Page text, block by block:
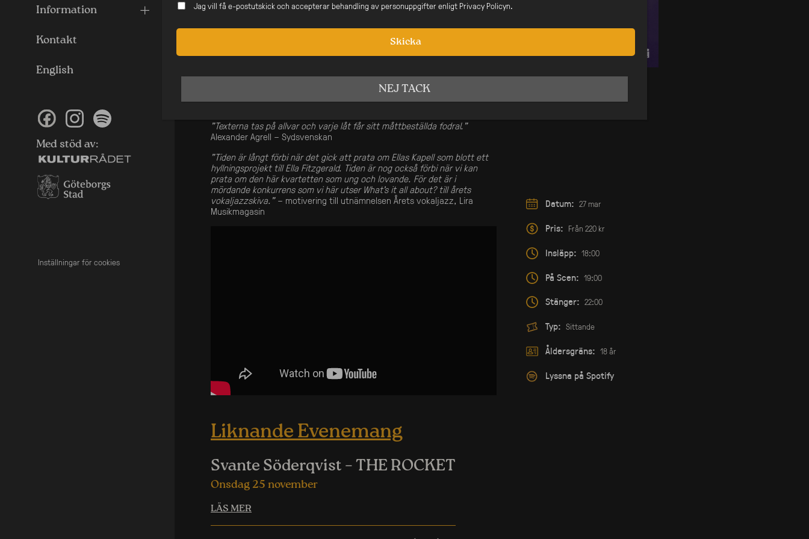
Information
Kontakt
English
Med stöd av:
Inställningar för cookies
formar något som återigen känns både välbekant och helt nytt. Det är
Ellas Kapell är: Lovisa Jennervall – sång Manne Skafvenstedt – piano
August Eriksson – kontrabas Edvin Glänte – trummor
”Det är inte varje dag man hör ett så klassiskt material förvaltas så
Johannes Cornell – DN
“Bäst just nu!”Märet Öhman – Sveriges Radio P2
”Texterna tas på allvar och varje låt får sitt måttbeställda fodral.”
Alexander Agrell – Sydsvenskan
”Tiden är långt förbi när det gick att prata om Ellas Kapell som blott ett
hyllningsprojekt till Ella Fitzgerald. Tiden är nog också förbi när vi kan
prata om den här kvartetten som ung och lovande. För det är i
mördande konkurrens som vi här utser What’s it all about? till årets
vokaljazzskiva.”– motivering till utnämnelsen Årets vokaljazz, Lira
Musikmagasin
Liknande Evenemang
Svante Söderqvist – THE ROCKET
Onsdag 25 november
LÄS MER
Datum: 27 mar
Pris: Från 220 kr
Insläpp: 18:00
På Scen: 19:00
Stänger: 22:00
Typ: Sittande
Åldersgräns: 18 år
Lyssna på Spotify
Jag vill få e-postutskick och accepterar behandling av personuppgifter enligt Privacy Policyn.
Skicka
NEJ TACK